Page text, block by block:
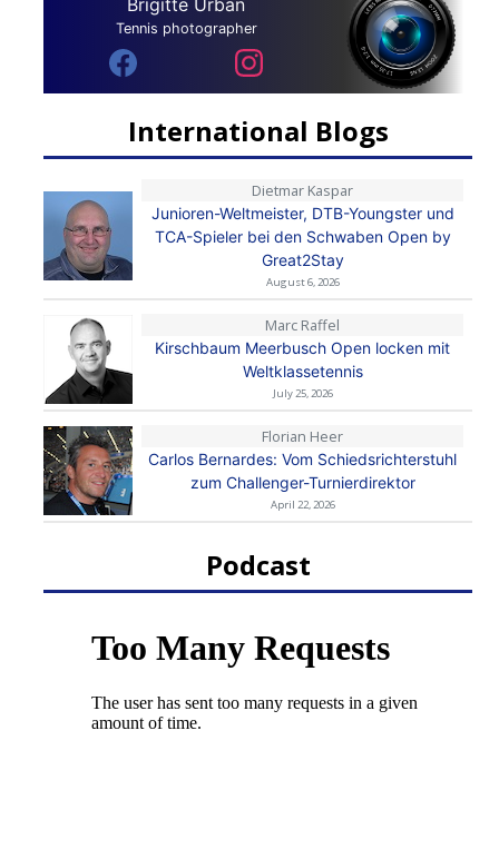
Brigitte Urban
Tennis photographer
International Blogs
Dietmar Kaspar
Junioren-Weltmeister, DTB-Youngster und
TCA-Spieler bei den Schwaben Open by
Great2Stay
August 6, 2026
Marc Raffel
Kirschbaum Meerbusch Open locken mit
Weltklassetennis
July 25, 2026
Florian Heer
Carlos Bernardes: Vom Schiedsrichterstuhl
zum Challenger-Turnierdirektor
April 22, 2026
Podcast